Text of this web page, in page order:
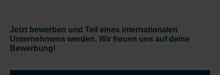
Jetzt bewerben und Teil eines internationalen
Unternehmens werden. Wir freuen uns auf deine
Bewerbung!